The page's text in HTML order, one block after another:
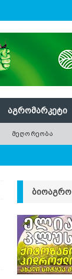
ᲐᲒᲠᲝᲛᲐᲠᲙᲔᲢᲘ
ᲛᲔᲦᲝᲠᲔᲝᲑᲐ
ᲑᲘᲝᲐᲒᲠᲝ